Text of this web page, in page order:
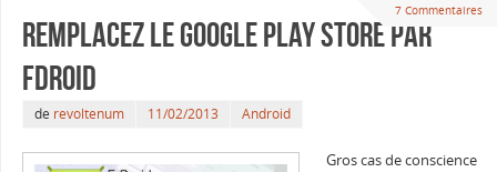
7 Commentaires
Remplacez le Google Play Store par
FDroid
de revoltenum 11/02/2013 Android
Gros cas de conscience